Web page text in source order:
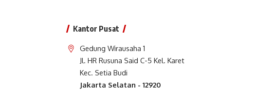
Kantor Pusat
Gedung Wirausaha 1
Jl. HR Rusuna Said C-5 Kel. Karet
Kec. Setia Budi
Jakarta Selatan - 12920